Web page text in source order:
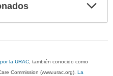
la URAC , también conocido como
Commission (www.urac.org).La